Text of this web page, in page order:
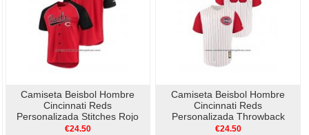
Camiseta Beisbol Hombre
Cincinnati Reds
Personalizada Stitches Rojo
Negro
€24.50
Camiseta Beisbol Hombre
Cincinnati Reds
Personalizada Throwback
1961 Cool Base Blanco Rojo
€24.50